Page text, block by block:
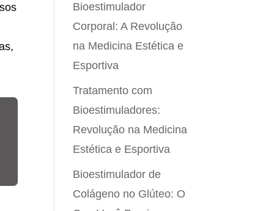
Bioestimulador
Corporal: A Revolução
na Medicina Estética e
Esportiva
Tratamento com
Bioestimuladores:
Revolução na Medicina
Estética e Esportiva
Bioestimulador de
Colágeno no Glúteo: O